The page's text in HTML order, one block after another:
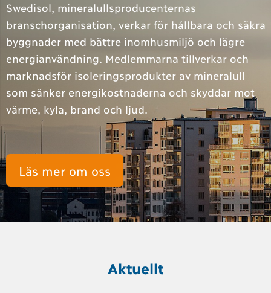
Swedisol, mineralullsproducenternas
branschorganisation, verkar för hållbara och säkra
byggnader med bättre inomhusmiljö och lägre
energianvändning. Medlemmarna tillverkar och
marknadsför isoleringsprodukter av mineralull
som sänker energikostnaderna och skyddar mot
värme, kyla, brand och ljud.
Läs mer om oss
Aktuellt